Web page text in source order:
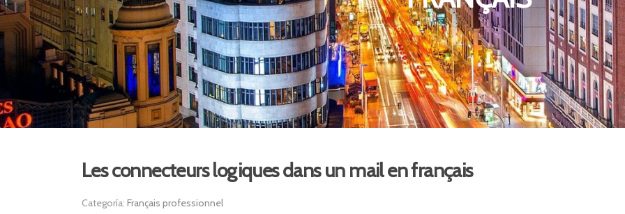
Les connecteurs logiques dans un mail en français
Categoría: Français professionnel